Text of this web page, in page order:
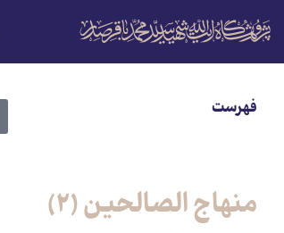
فهرست
منهاج الصالحین (2)